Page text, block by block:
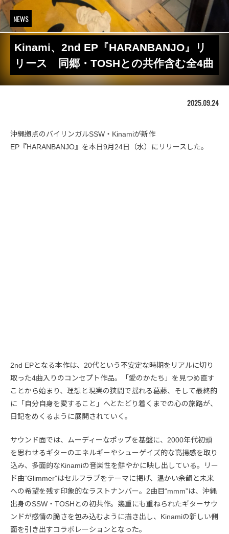
NEWS
Kinami、2nd EP『HARANBANJO』リ
リース 同郷・TOSHとの共作含む全4曲
2025.09.24
沖縄拠点のバイリンガルSSW・Kinamiが新作
EP『HARANBANJO』を本日9月24日（水）にリリースした。
2nd EPとなる本作は、20代という不安定な時期をリアルに切り
取った4曲入りのコンセプト作品。「愛のかたち」を見つめ直す
ことから始まり、理想と現実の狭間で揺れる葛藤、そして最終的
に「自分自身を愛すること」へとたどり着くまでの心の旅路が、
日記をめくるように展開されていく。
サウンド面では、ムーディーなポップを基盤に、2000年代初頭
を思わせるギターのエネルギーやシューゲイズ的な高揚感を取り
込み、多面的なKinamiの音楽性を鮮やかに映し出している。リー
ド曲“Glimmer”はセルフラブをテーマに掲げ、温かい余韻と未来
への希望を残す印象的なラストナンバー。2曲目“mmm”は、沖縄
出身のSSW・TOSHとの初共作。幾重にも重ねられたギターサウ
ンドが感情の脆さを包み込むように描き出し、Kinamiの新しい側
面を引き出すコラボレーションとなった。